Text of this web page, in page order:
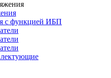
c функцией ИБП